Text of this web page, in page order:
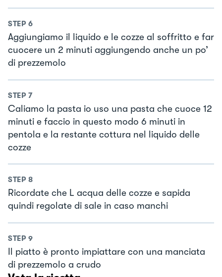
STEP 6
Aggiungiamo il liquido e le cozze al soffritto e far
cuocere un 2 minuti aggiungendo anche un po’
di prezzemolo
STEP 7
Caliamo la pasta io uso una pasta che cuoce 12
minuti e faccio in questo modo 6 minuti in
pentola e la restante cottura nel liquido delle
cozze
STEP 8
Ricordate che L acqua delle cozze e sapida
quindi regolate di sale in caso manchi
STEP 9
Il piatto è pronto impiattare con una manciata
di prezzemolo a crudo